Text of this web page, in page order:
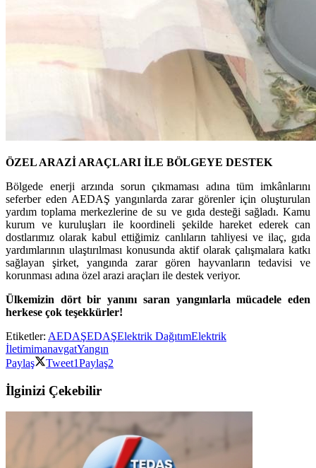
ÖZEL ARAZİ ARAÇLARI İLE BÖLGEYE DESTEK
Bölgede enerji arzında sorun çıkmaması adına tüm imkânlarını
seferber eden AEDAŞ yangınlarda zarar görenler için oluşturulan
yardım toplama merkezlerine de su ve gıda desteği sağladı. Kamu
kurum ve kuruluşları ile koordineli şekilde hareket ederek can
dostlarımız olarak kabul ettiğimiz canlıların tahliyesi ve ilaç, gıda
yardımlarının ulaştırılması konusunda aktif olarak çalışmalara katkı
sağlayan şirket, yangında zarar gören hayvanların tedavisi ve
korunması adına özel arazi araçları ile destek veriyor.
Ülkemizin dört bir yanını saran yangınlarla mücadele eden
herkese çok teşekkürler!
Etiketler: AEDAŞEDAŞElektrik DağıtımElektrik
İletimimanavgatYangın
Paylaş
Tweet1Paylaş2
İlginizi Çekebilir